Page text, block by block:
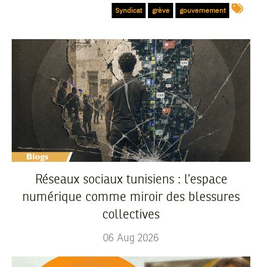
gouvernement
grève
Syndicat
Réseaux sociaux tunisiens : l’espace
numérique comme miroir des blessures
collectives
06 Aug 2026